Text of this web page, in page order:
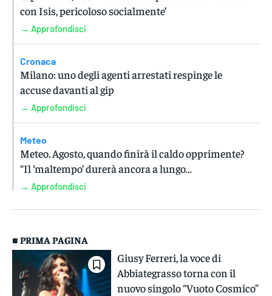
con Isis, pericoloso socialmente’
→ Approfondisci
Cronaca
Milano: uno degli agenti arrestati respinge le
accuse davanti al gip
→ Approfondisci
Meteo
Meteo. Agosto, quando finirà il caldo opprimente?
“Il ‘maltempo’ durerà ancora a lungo…
→ Approfondisci
■ PRIMA PAGINA
Giusy Ferreri, la voce di
Abbiategrasso torna con il
nuovo singolo “Vuoto Cosmico”